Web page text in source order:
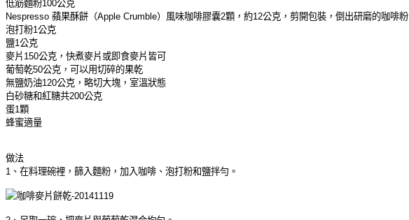
低筋麵粉100公克
Nespresso 蘋果酥餅（Apple Crumble） 風味咖啡膠囊2顆，約12公克，剪開包裝，倒出研磨的咖啡粉
泡打粉1公克
鹽1公克
麥片 150公克，快煮麥片或即食麥片皆可
葡萄乾50公克，可以用切碎的果乾
無鹽奶油120公克，略切大塊，室溫狀態
白砂糖和紅糖共200公克
蛋1顆
蜂蜜適量
做法
1 、在料理碗裡，篩入麵粉，加入咖啡、泡打粉和鹽拌勻。